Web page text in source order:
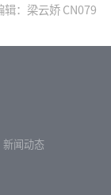
辑：梁云娇 CN079
新闻动态